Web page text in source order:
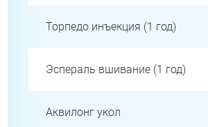
Торпедо инъекция (1 год)
Эспераль вшивание (1 год)
Аквилонг укол